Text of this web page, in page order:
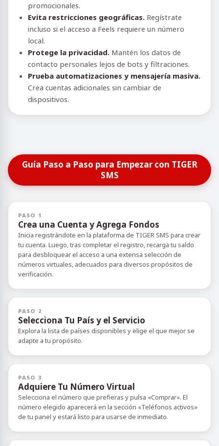
promocionales.
Evita restricciones geográficas. Regístrate
incluso si el acceso a Feels requiere un número
local.
Protege la privacidad. Mantén los datos de
contacto personales lejos de bots y filtraciones.
Prueba automatizaciones y mensajería masiva.
Crea cuentas adicionales sin cambiar de
dispositivos.
Guía Paso a Paso para Empezar con TIGER
SMS
PASO 1
Crea una Cuenta y Agrega Fondos
Inicia registrándote en la plataforma de TIGER SMS para crear
tu cuenta. Luego, tras completar el registro, recarga tu saldo
para desbloquear el acceso a una extensa selección de
números virtuales, adecuados para diversos propósitos de
verificación.
PASO 2
Selecciona Tu País y el Servicio
Explora la lista de países disponibles y elige el que mejor se
adapte a tu propósito.
PASO 3
Adquiere Tu Número Virtual
Selecciona el número que prefieras y pulsa «Comprar». El
número elegido aparecerá en la sección «Teléfonos activos»
de tu panel y estará listo para usarse de inmediato.